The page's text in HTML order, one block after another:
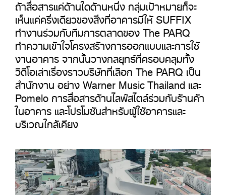
ถ้าสื่อสารแค่ด้านใดด้านหนึ่ง กลุ่มเป้าหมายก็จะ
เห็นแค่ครึ่งเดียวของสิ่งที่อาคารมีให้ SUFFIX
ทำงานร่วมกับทีมการตลาดของ The PARQ
ทำความเข้าใจโครงสร้างการออกแบบและการใช้
งานอาคาร จากนั้นวางกลยุทธ์ที่ครอบคลุมทั้ง
วิดีโอเล่าเรื่องราวบริษัทที่เลือก The PARQ เป็น
สำนักงาน อย่าง Warner Music Thailand และ
Pomelo การสื่อสารด้านไลฟ์สไตล์ร่วมกับร้านค้า
ในอาคาร และโปรโมชันสำหรับผู้ใช้อาคารและ
บริเวณใกล้เคียง